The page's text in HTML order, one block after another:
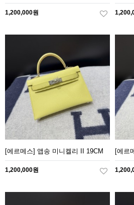
1,200,000원
[에르메스] 앱송 미니켈리 II 19CM
1,200,000원
[에르